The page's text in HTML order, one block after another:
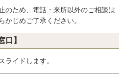
のため、電話・来所以外のご相談は
かじめご了承ください。
口】
イドします。